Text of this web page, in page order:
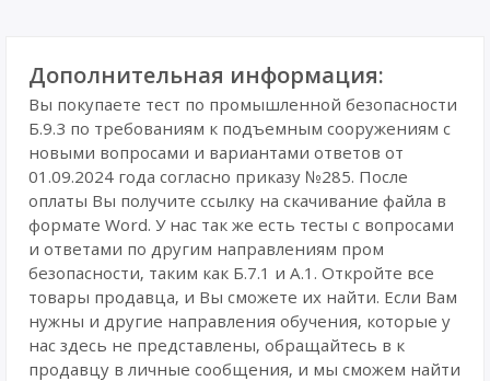
Дополнительная информация:
Вы покупаете тест по промышленной безопасности
Б.9.3 по требованиям к подъемным сооружениям с
новыми вопросами и вариантами ответов от
01.09.2024 года согласно приказу №285. После
оплаты Вы получите ссылку на скачивание файла в
формате Word. У нас так же есть тесты с вопросами
и ответами по другим направлениям пром
безопасности, таким как Б.7.1 и А.1. Откройте все
товары продавца, и Вы сможете их найти. Если Вам
нужны и другие направления обучения, которые у
нас здесь не представлены, обращайтесь в к
продавцу в личные сообщения, и мы сможем найти